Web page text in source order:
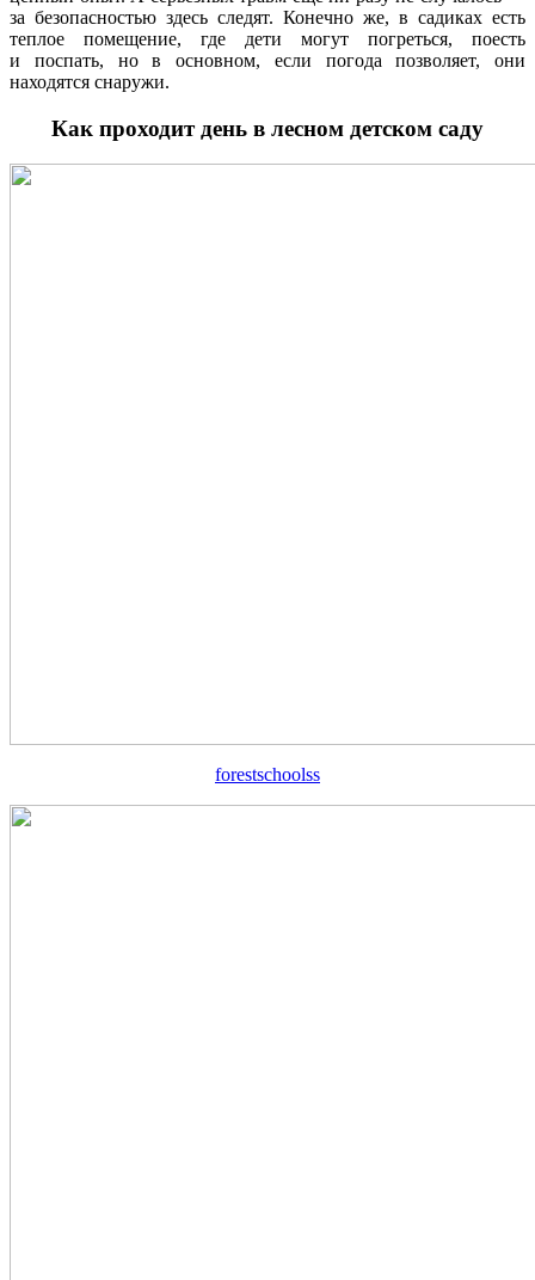
за безопасностью здесь следят. Конечно же, в садиках есть
теплое помещение, где дети могут погреться, поесть
и поспать, но в основном, если погода позволяет, они
находятся снаружи.
Как проходит день в лесном детском саду
forestschoolss